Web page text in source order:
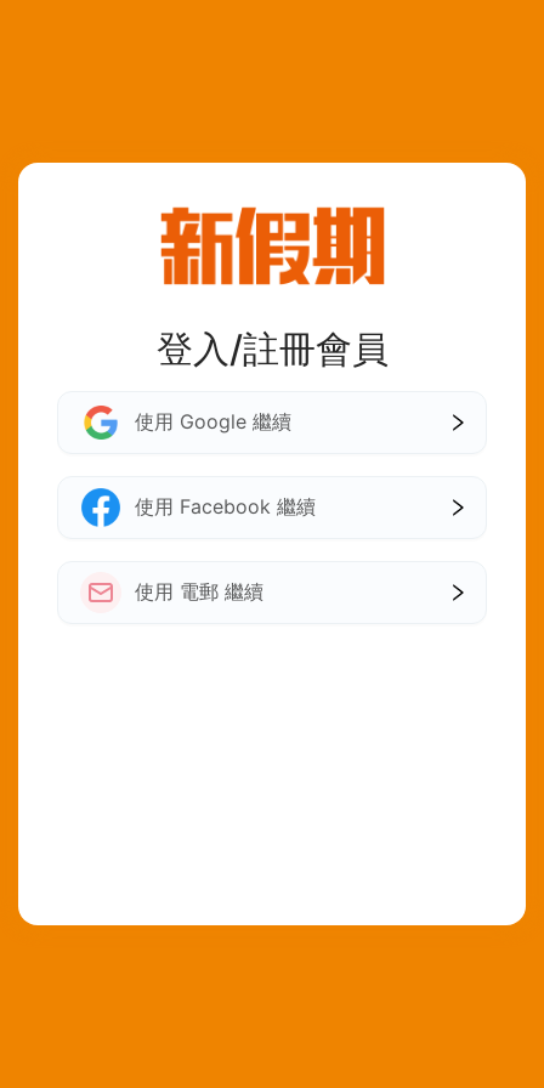
登入/註冊會員
使用 Google 繼續
使用 Facebook 繼續
使用 電郵 繼續